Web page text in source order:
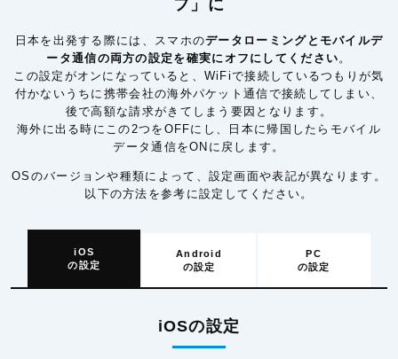
フ」に
日本を出発する際には、スマホのデータローミングとモバイルデ
ータ通信の両方の設定を確実にオフにしてください。
この設定がオンになっていると、WiFiで接続しているつもりが気
付かないうちに携帯会社の海外パケット通信で接続してしまい、
後で高額な請求がきてしまう要因となります。
海外に出る時にこの2つをOFFにし、日本に帰国したらモバイル
データ通信をONに戻します。
OSのバージョンや種類によって、設定画面や表記が異なります。
以下の方法を参考に設定してください。
iOS
の設定
Android
の設定
PC
の設定
iOSの設定